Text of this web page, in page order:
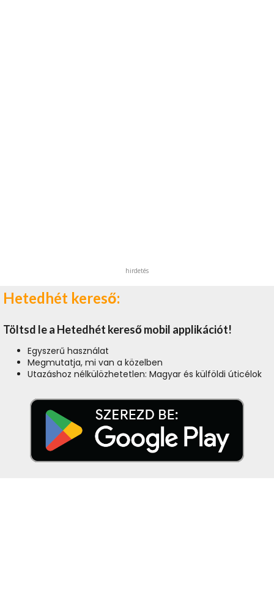
hirdetés
Hetedhét kereső:
Töltsd le a Hetedhét kereső mobil applikációt!
Egyszerű használat
Megmutatja, mi van a közelben
Utazáshoz nélkülözhetetlen: Magyar és külföldi úticélok